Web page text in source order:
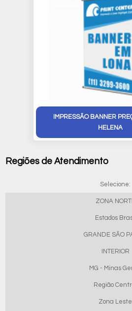
IMPRESSÃO BANNER
HELENA
Regiões de Atendimento
Selecione:
ZONA
Estados
GRANDE SÃO
INTERIOR
MG - Minas
Região
Zona Leste